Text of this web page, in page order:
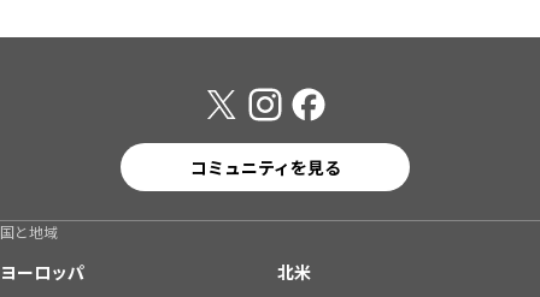
コミュニティを見る
国と地域
ヨーロッパ
北米